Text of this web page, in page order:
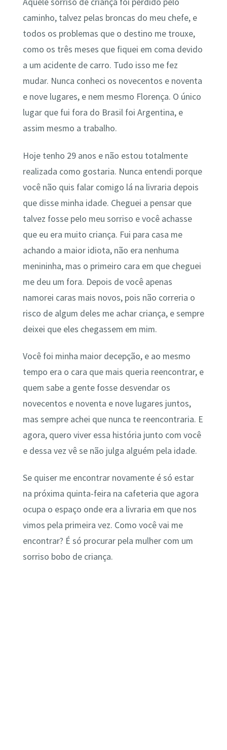
caminho, talvez pelas broncas do meu chefe, e
todos os problemas que o destino me trouxe,
como os três meses que fiquei em coma devido
a um acidente de carro. Tudo isso me fez
mudar. Nunca conheci os novecentos e noventa
e nove lugares, e nem mesmo Florença. O único
lugar que fui fora do Brasil foi Argentina, e
assim mesmo a trabalho.
Hoje tenho 29 anos e não estou totalmente
realizada como gostaria. Nunca entendi porque
você não quis falar comigo lá na livraria depois
que disse minha idade. Cheguei a pensar que
talvez fosse pelo meu sorriso e você achasse
que eu era muito criança. Fui para casa me
achando a maior idiota, não era nenhuma
menininha, mas o primeiro cara em que cheguei
me deu um fora. Depois de você apenas
namorei caras mais novos, pois não correria o
risco de algum deles me achar criança, e sempre
deixei que eles chegassem em mim.
Você foi minha maior decepção, e ao mesmo
tempo era o cara que mais queria reencontrar, e
quem sabe a gente fosse desvendar os
novecentos e noventa e nove lugares juntos,
mas sempre achei que nunca te reencontraria. E
agora, quero viver essa história junto com você
e dessa vez vê se não julga alguém pela idade.
Se quiser me encontrar novamente é só estar
na próxima quinta-feira na cafeteria que agora
ocupa o espaço onde era a livraria em que nos
vimos pela primeira vez. Como você vai me
encontrar? É só procurar pela mulher com um
sorriso bobo de criança.